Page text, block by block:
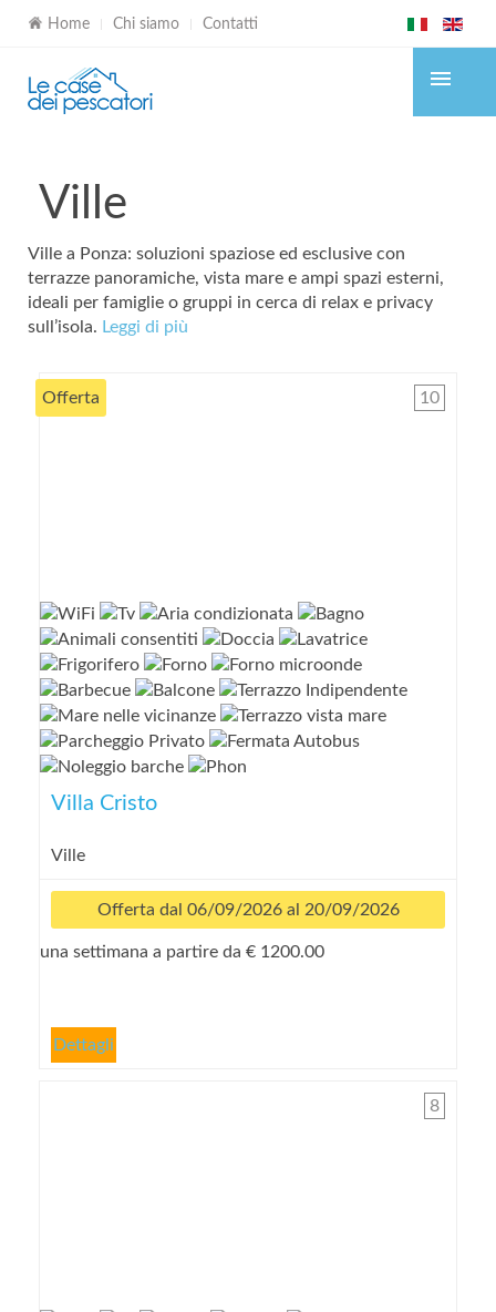
Home Chi siamo Contatti
Ville
Ville a Ponza: soluzioni spaziose ed esclusive con
terrazze panoramiche, vista mare e ampi spazi esterni,
ideali per famiglie o gruppi in cerca di relax e privacy
sull’isola. Leggi di più
Villa Cristo
Ville
Offerta 10
Offerta dal 06/09/2026 al 20/09/2026
una settimana a partire da € 1200.00
Dettagli
8